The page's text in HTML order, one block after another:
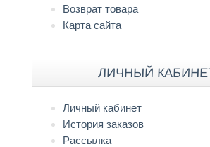
Возврат товара
Карта сайта
ЛИЧНЫЙ
Личный кабинет
История заказов
Рассылка